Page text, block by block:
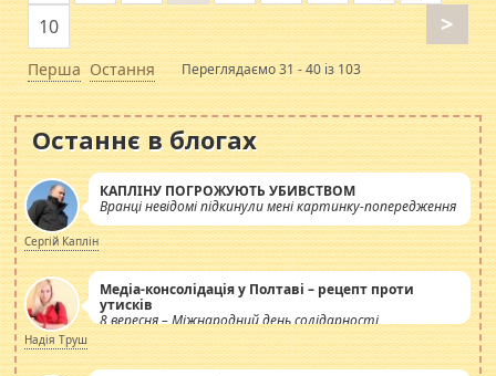
Перша
10
>
Остання Переглядаємо 31 - 40 із 103
Останнє в блогах
КАПЛІНУ ПОГРОЖУЮТЬ УБИВСТВОМ
Вранці невідомі підкинули мені картинку-попередження
Сергій Каплін
Медіа-консолідація у Полтаві – рецепт проти
утисків
8 вересня – Міжнародний день солідарності
журналістів.
Надія Труш